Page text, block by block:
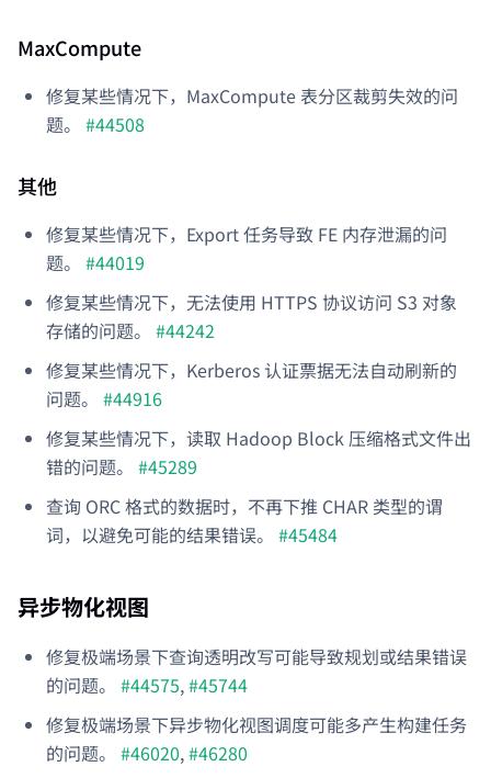
MaxCompute
修复某些情况下，MaxCompute 表分区裁剪失效的问
题。 #44508
其他
修复某些情况下，Export 任务导致 FE 内存泄漏的问
题。 #44019
修复某些情况下，无法使用 HTTPS 协议访问 S3 对象
存储的问题。 #44242
修复某些情况下，Kerberos 认证票据无法自动刷新的
问题。 #44916
修复某些情况下，读取 Hadoop Block 压缩格式文件出
错的问题。 #45289
查询 ORC 格式的数据时，不再下推 CHAR 类型的谓
词，以避免可能的结果错误。 #45484
异步物化视图
修复极端场景下查询透明改写可能导致规划或结果错误
的问题。 #44575,#45744
修复极端场景下异步物化视图调度可能多产生构建任务
的问题。 #46020,#46280